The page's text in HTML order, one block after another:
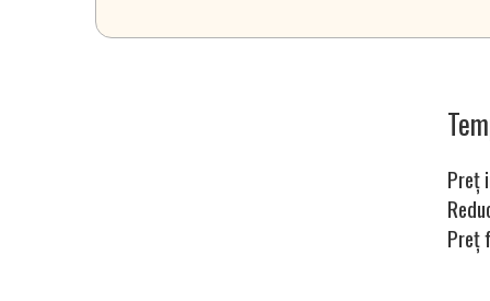
Preț
Preț